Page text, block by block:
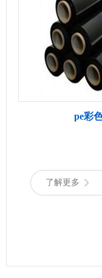
pe彩
了解更多